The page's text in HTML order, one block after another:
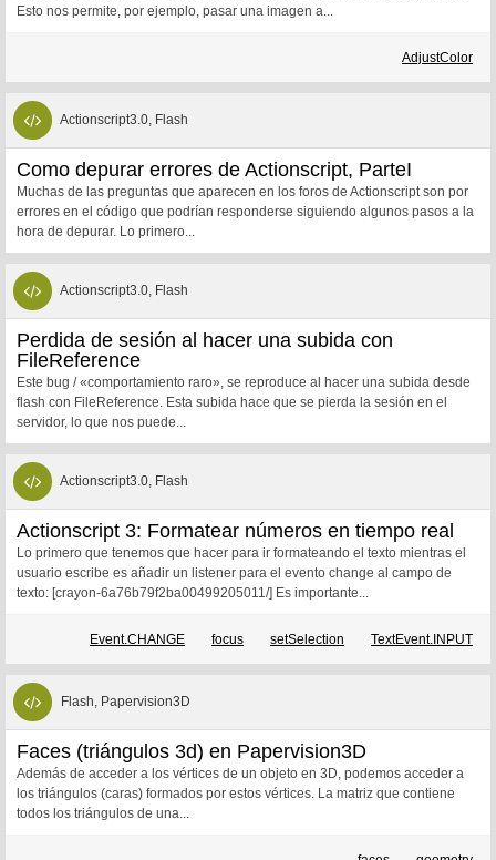
Esto nos permite, por ejemplo, pasar una imagen a...
AdjustColor
Actionscript3.0, Flash
Como depurar errores de Actionscript, ParteI
Muchas de las preguntas que aparecen en los foros de Actionscript son por
errores en el código que podrían responderse siguiendo algunos pasos a la
hora de depurar. Lo primero...
Actionscript3.0, Flash
Perdida de sesión al hacer una subida con
FileReference
Este bug / «comportamiento raro», se reproduce al hacer una subida desde
flash con FileReference. Esta subida hace que se pierda la sesión en el
servidor, lo que nos puede...
Actionscript3.0, Flash
Actionscript 3: Formatear números en tiempo real
Lo primero que tenemos que hacer para ir formateando el texto mientras el
usuario escribe es añadir un listener para el evento change al campo de
texto: [crayon-6a76b79f2ba00499205011/] Es importante...
Event.CHANGE focus setSelection TextEvent.INPUT
Flash, Papervision3D
Faces (triángulos 3d) en Papervision3D
Además de acceder a los vértices de un objeto en 3D, podemos acceder a
los triángulos (caras) formados por estos vértices. La matriz que contiene
todos los triángulos de una...